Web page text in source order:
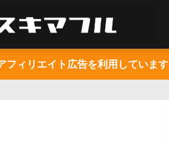
フィリエイト広告を利用しています